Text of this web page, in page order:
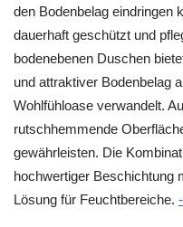
den Bodenbelag eindringen
dauerhaft geschützt und
bodenebenen Duschen
und attraktiver Bodenbelag
Wohlfühloase verwandelt.
rutschhemmende
gewährleisten. Die
hochwertiger Beschichtung
Lösung für Feuchtbereiche.